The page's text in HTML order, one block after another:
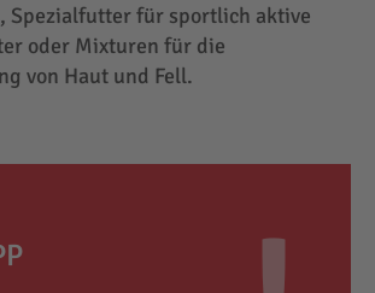
Spezialfutter für sportlich aktive
oder Mixturen für die
von Haut und Fell.